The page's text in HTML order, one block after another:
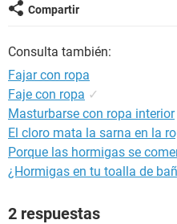
Compartir
Consulta también:
Fajar con ropa
Faje con ropa ✓
Masturbarse con ropa interior
El cloro mata la sarna en la
Porque las hormigas se
¿Hormigas en tu toalla de
2 respuestas